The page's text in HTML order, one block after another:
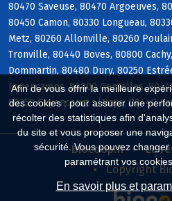
Afin de vous offrir la meilleure
des cookies : pour assurer une
récolter des statistiques afin
du site et vous proposer une
sécurité. Vous pouvez
paramétrant vos
En savoir plus et
80470 Saveuse, 80470 Argoeuves,
80450 Camon, 80330 Longueau,
Metz, 80260 Allonville, 80260
Tronville, 80440 Boves, 80800
Dommartin, 80480 Dury, 80250
Fouencamps, 80800 Gentelles,
80250 Guyencourt s/Noye, 80440
Biocoop.fr
Le
Copyright